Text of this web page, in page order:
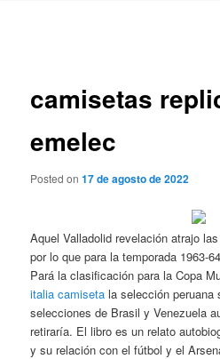
camisetas
emelec
Posted on17 de agosto de 2022
Aquel Valladolid revelación atrajo
por lo que para la temporada 1963-
Pará la clasificación para la Copa
italia camiseta la selección peruana
selecciones de Brasil y Venezuela
retiraría. El libro es un relato
y su relación con el fútbol y el